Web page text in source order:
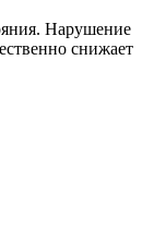
Нарушение
снижает